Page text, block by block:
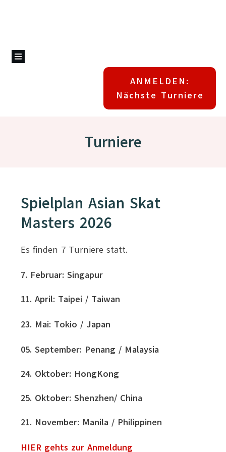
ANMELDEN:
Nächste Turniere
Turniere
Spielplan Asian Skat
Masters 2026
Es finden 7 Turniere statt.
7. Februar: Singapur
11. April: Taipei / Taiwan
23. Mai: Tokio / Japan
05. September: Penang / Malaysia
24. Oktober: HongKong
25. Oktober: Shenzhen/ China
21. November: Manila / Philippinen
HIER gehts zur Anmeldung